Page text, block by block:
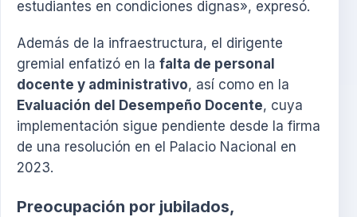
estudiantes en condiciones dignas», expresó.
Además de la infraestructura, el dirigente
gremial enfatizó en la falta de personal
docente y administrativo, así como en la
Evaluación del Desempeño Docente, cuya
implementación sigue pendiente desde la firma
de una resolución en el Palacio Nacional en
2023.
Preocupación por jubilados,